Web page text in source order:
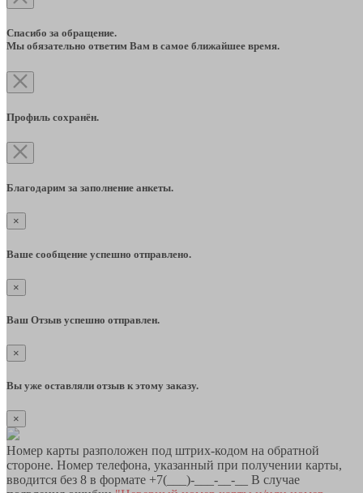
Спасибо за обращение.
Мы обязательно ответим Вам в самое ближайшее время.
Профиль сохранён.
Благодарим за заполнение анкеты.
×
Ваше сообщение успешно отправлено.
×
Ваш Отзыв успешно отправлен.
×
Вы уже оставляли отзыв к этому заказу.
×
Номер карты разположен под штрих-кодом на обратной
стороне. Номер телефона, указанный при получении карты,
вводится без 8 в формате +7(___)-___-__-__ В случае